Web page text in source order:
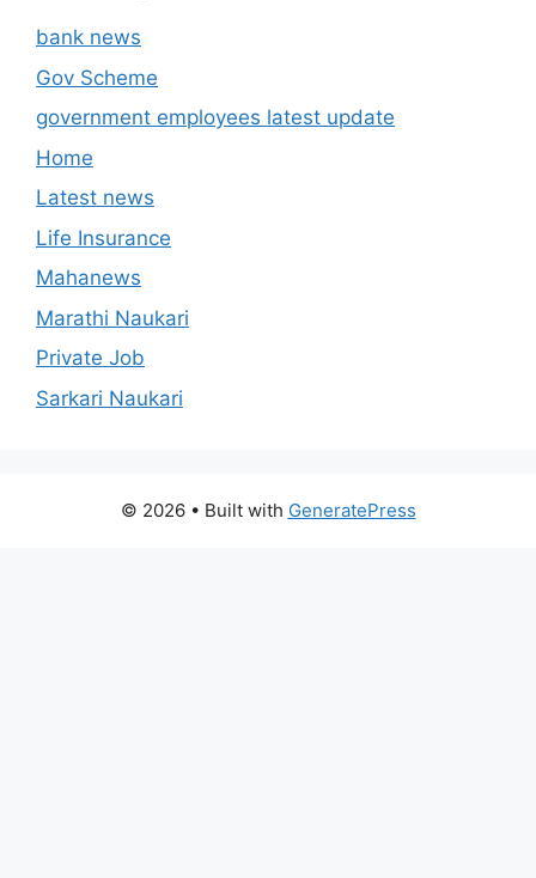
bank news
Gov Scheme
government employees latest update
Home
Latest news
Life Insurance
Mahanews
Marathi Naukari
Private Job
Sarkari Naukari
© 2026 • Built with GeneratePress